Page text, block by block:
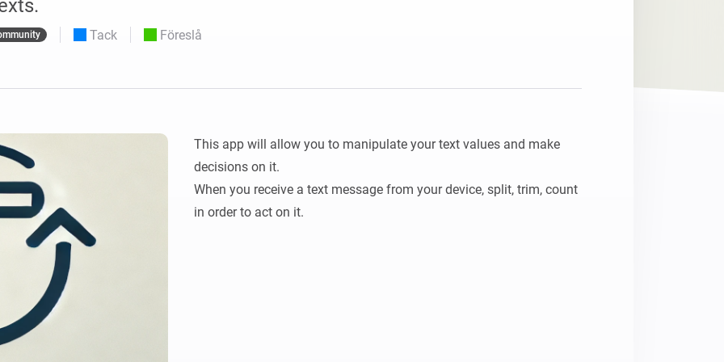
och Homey Self-Hosted Server.
belysning.
för dig.
Tack Föreslå
This app will allow you to manipulate your text values and make
decisions on it.
When you receive a text message from your device, split, trim, count
in order to act on it.